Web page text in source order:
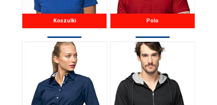
Koszulki Polo